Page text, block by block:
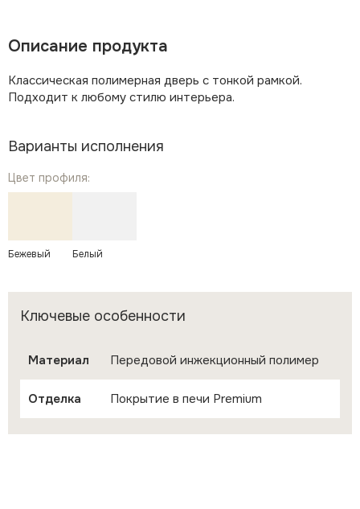
Описание продукта
Классическая полимерная дверь с тонкой рамкой.
Подходит к любому стилю интерьера.
Варианты исполнения
Цвет профиля:
Бежевый Белый
Ключевые особенности
Материал Передовой инжекционный полимер
Отделка Покрытие в печи Premium